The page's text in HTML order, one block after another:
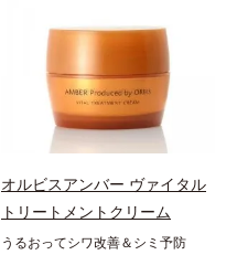
スを防ぐ（ウォッシュを除く）*2
オルビス内スキンケアシリーズの保
湿力*3 年齢に応じたお手入れのこ
と*4 角層まで*5 うるおいによ
る*6 乾燥、ハリ・ツヤのなさ
*7 乾燥による*8 保湿成分*9
ロニセラカエルレア果汁、ノバラエ
キス配合＝うるおいを与えハリと透
明感に満ちた肌へ導く保湿成分
*10 メマツヨイグサ抽出液、スイ
ない状態である「ハリのなさ」や、
くすみ(*6)などが現れている状態で
ある「透明感のなさ」が現れること
で大人の肌印象に大きな影響を与え
ていることが分かりました。そこで
オルビスユー ドットシリーズは美
容成分(*7)として「G.D.F.アクティ
ベーター(*8)」を配合。そして、従
来から配合している美白有効成分
「トラネキサム酸」を配合しまし
オルビスアンバー ヴァイタル
トリートメントクリーム
うるおってシワ改善＆シミ予防